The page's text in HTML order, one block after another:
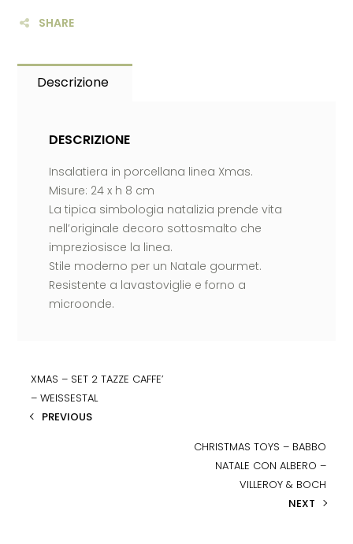
SHARE
Descrizione
DESCRIZIONE
Insalatiera in porcellana linea Xmas.
Misure: 24 x h 8 cm
La tipica simbologia natalizia prende vita
nell’originale decoro sottosmalto che
impreziosisce la linea.
Stile moderno per un Natale gourmet.
Resistente a lavastoviglie e forno a
microonde.
XMAS – SET 2 TAZZE CAFFE’
– WEISSESTAL
PREVIOUS
CHRISTMAS TOYS – BABBO
NATALE CON ALBERO –
VILLEROY & BOCH
NEXT